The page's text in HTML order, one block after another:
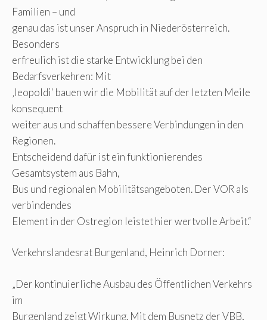
Familien – und
genau das ist unser Anspruch in Niederösterreich.
Besonders
erfreulich ist die starke Entwicklung bei den
Bedarfsverkehren: Mit
‚leopoldi‘ bauen wir die Mobilität auf der letzten Meile
konsequent
weiter aus und schaffen bessere Verbindungen in den
Regionen.
Entscheidend dafür ist ein funktionierendes
Gesamtsystem aus Bahn,
Bus und regionalen Mobilitätsangeboten. Der VOR als
verbindendes
Element in der Ostregion leistet hier wertvolle Arbeit.“
Verkehrslandesrat Burgenland, Heinrich Dorner:
„Der kontinuierliche Ausbau des Öffentlichen Verkehrs
im
Burgenland zeigt Wirkung. Mit dem Busnetz der VBB,